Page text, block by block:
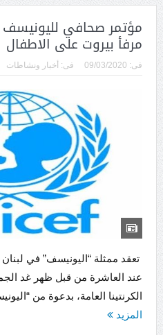
مؤتمر صحافي لليونيسف
مرفأ بيروت على الاطفال
فى: 09/03/2020 فى: أخبار ونشاطات
تعقد ممثلة “اليونيسف” في
عند العاشرة من قبل ظهر غد
الكرنتينا العامة، بدعوة من
المزيد